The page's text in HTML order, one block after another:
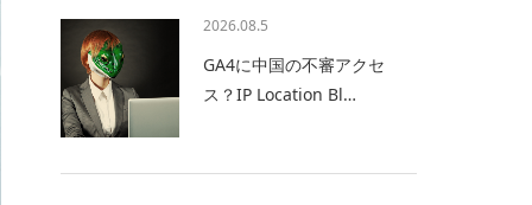
2026.08.5
GA4に中国の不審アクセ
ス？IP Location Bl…